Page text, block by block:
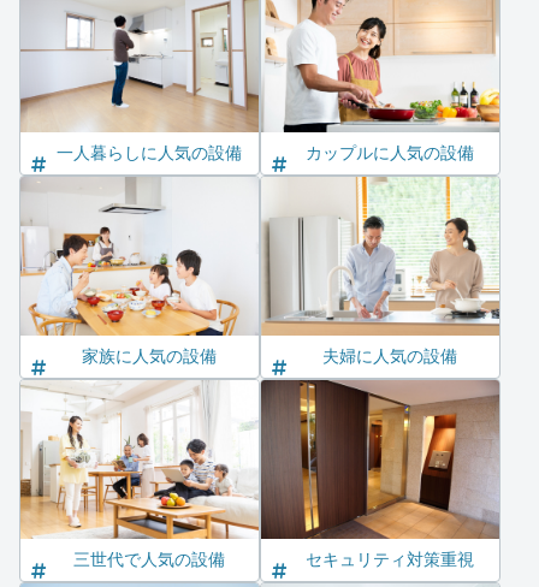
一人暮らしに人気の設備 カップルに人気の設備
家族に人気の設備 夫婦に人気の設備
三世代で人気の設備 セキュリティ対策重視